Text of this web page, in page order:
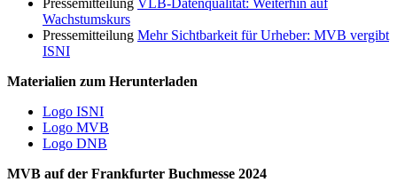
Wachstumskurs
Pressemitteilung Mehr Sichtbarkeit für Urheber: MVB vergibt
ISNI
Materialien zum Herunterladen
Logo ISNI
Logo MVB
Logo DNB
MVB auf der Frankfurter Buchmesse 2024